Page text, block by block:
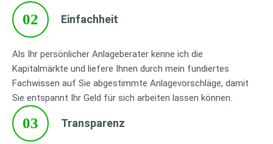
02 Einfachheit
Als Ihr persönlicher Anlageberater kenne ich die
Kapitalmärkte und liefere Ihnen durch mein fundiertes
Fachwissen auf Sie abgestimmte Anlagevorschläge, damit
Sie entspannt Ihr Geld für sich arbeiten lassen können.
03 Transparenz